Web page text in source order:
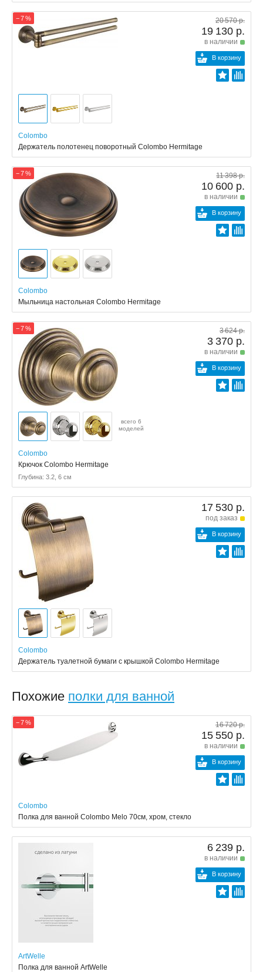
− 7 % 20 570 р.
19 130 р.
в наличии
В корзину
Colombo
Держатель полотенец поворотный Colombo Hermitage
− 7 % 11 398 р.
10 600 р.
в наличии
В корзину
Colombo
Мыльница настольная Colombo Hermitage
− 7 % 3 624 р.
3 370 р.
в наличии
В корзину
всего 6
моделей
Colombo
Крючок Colombo Hermitage
Глубина: 3.2, 6 см
17 530 р.
под заказ
В корзину
Colombo
Держатель туалетной бумаги с крышкой Colombo Hermitage
Похожие полки для ванной
− 7 % 16 720 р.
15 550 р.
в наличии
В корзину
Colombo
Полка для ванной Colombo Melo 70см, хром, стекло
6 239 р.
в наличии
В корзину
ArtWelle
Полка для ванной ArtWelle